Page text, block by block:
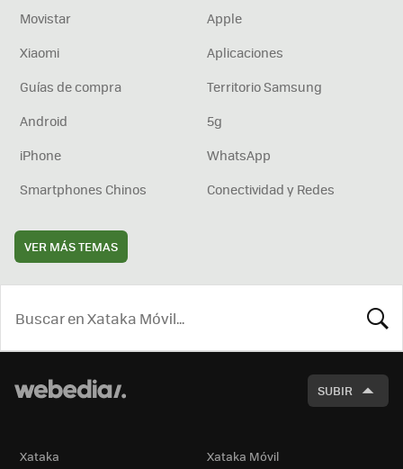
Movistar
Apple
Xiaomi
Aplicaciones
Guías de compra
Territorio Samsung
Android
5g
iPhone
WhatsApp
Smartphones Chinos
Conectividad y Redes
VER MÁS TEMAS
SUBIR
Xataka Xataka Móvil